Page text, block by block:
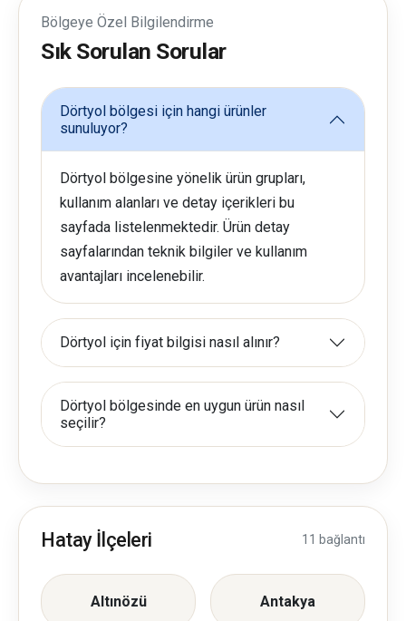
Bölgeye Özel Bilgilendirme
Sık Sorulan Sorular
Dörtyol bölgesi için hangi ürünler
sunuluyor?
Dörtyol bölgesine yönelik ürün grupları,
kullanım alanları ve detay içerikleri bu
sayfada listelenmektedir. Ürün detay
sayfalarından teknik bilgiler ve kullanım
avantajları incelenebilir.
Dörtyol için fiyat bilgisi nasıl alınır?
Dörtyol bölgesinde en uygun ürün nasıl
seçilir?
Hatay İlçeleri 11 bağlantı
Altınözü Antakya